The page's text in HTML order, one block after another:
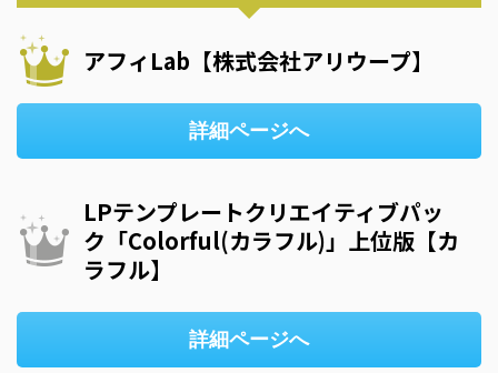
アフィLab【株式会社アリウープ】
詳細ページへ
LPテンプレートクリエイティブパッ
ク「Colorful(カラフル)」上位版【カ
ラフル】
詳細ページへ